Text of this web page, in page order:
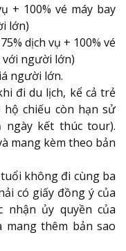
+ 100% vé máy bay
lớn)
dịch vụ + 100% vé
người lớn)
người lớn.
đi du lịch, kể cả trẻ
chiếu còn hạn sử
kết thúc tour).
mang kèm theo bản
không đi cùng ba
có giấy đồng ý của
nhận ủy quyền của
mang thêm bản sao